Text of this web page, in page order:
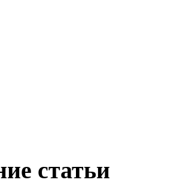
статьи